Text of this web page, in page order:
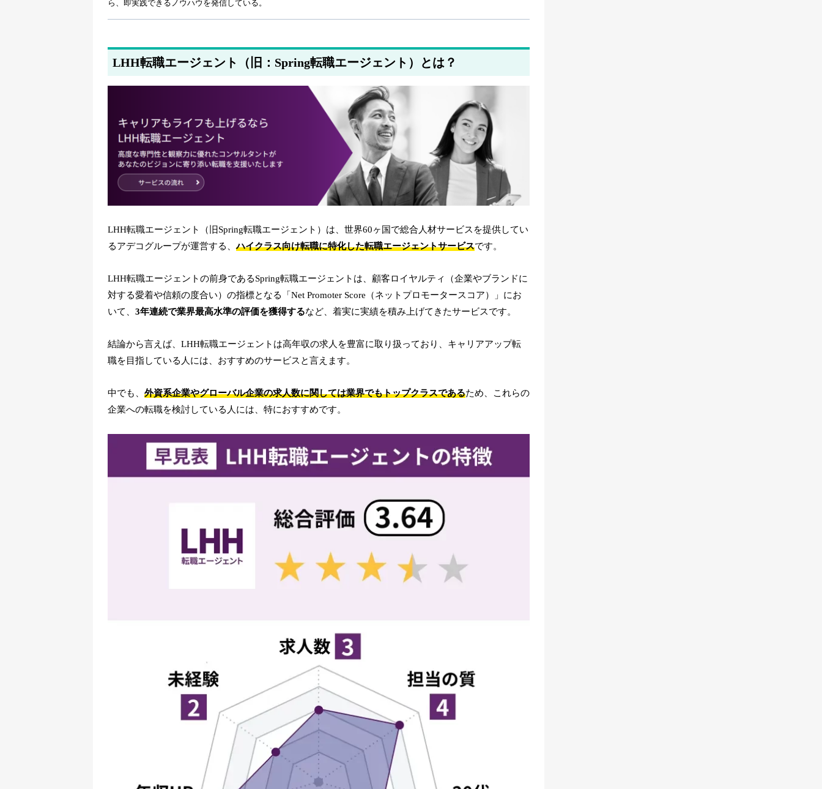
doda、JACリクルートメント、LHH転職エージェントの3月12日時点の公開求人数を更新しました
2026年3月9日
doda、JACリクルートメント、LHH転職エージェントの3月9日時点の公開求人数を更新しました
3月5日時点の公開求人数を更新しました
ら、即実践できるノウハウを発信している。
LHH転職エージェント（旧：Spring転職エージェント）とは？
LHH転職エージェント（旧Spring転職エージェント）は、世界60ヶ国で総合人材サービスを提供してい
るアデコグループが運営する、ハイクラス向け転職に特化した転職エージェントサービスです。
LHH転職エージェントの前身であるSpring転職エージェントは、顧客ロイヤルティ（企業やブランドに
対する愛着や信頼の度合い）の指標となる「Net Promoter Score（ネットプロモータースコア）」にお
いて、 3年連続で業界最高水準の評価を獲得するなど、着実に実績を積み上げてきたサービスです。
結論から言えば、LHH転職エージェントは高年収の求人を豊富に取り扱っており、キャリアアップ転
職を目指している人には、おすすめのサービスと言えます。
中でも、 外資系企業やグローバル企業の求人数に関しては業界でもトップクラスであるため、これらの
企業への転職を検討している人には、特におすすめです。